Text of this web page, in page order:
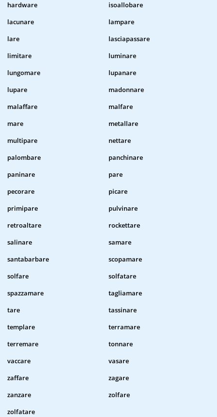
hardware
isoallobare
lacunare
lampare
lare
lasciapassare
limitare
luminare
lungomare
lupanare
lupare
madonnare
malaffare
malfare
mare
metallare
multipare
nettare
palombare
panchinare
paninare
pare
pecorare
picare
primipare
pulvinare
retroaltare
rockettare
salinare
samare
santabarbare
scopamare
solfare
solfatare
spazzamare
tagliamare
tare
tassinare
templare
terramare
terremare
tonnare
vaccare
vasare
zaffare
zagare
zanzare
zolfare
zolfatare